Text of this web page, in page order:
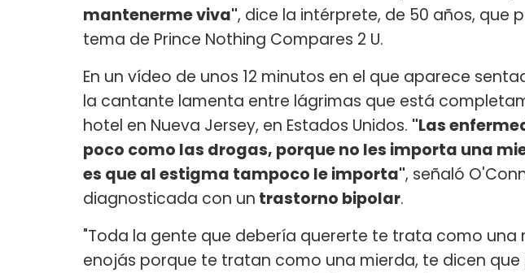
mantenerme viva", dice la intérprete, de 50 años, que
tema de Prince Nothing Compares 2 U.
En un vídeo de unos 12 minutos en el que aparece
la cantante lamenta entre lágrimas que está
hotel en Nueva Jersey, en Estados Unidos. "Las
poco como las drogas, porque no les importa una
es que al estigma tampoco le importa", señaló
diagnosticada con un trastorno bipolar.
"Toda la gente que debería quererte te trata como una
enojás porque te tratan como una mierda, te dicen